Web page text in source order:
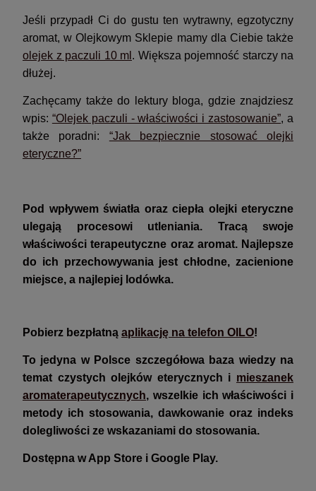
Jeśli przypadł Ci do gustu ten wytrawny, egzotyczny
aromat, w Olejkowym Sklepie mamy dla Ciebie także
olejek z paczuli 10 ml . Większa pojemność starczy na
dłużej.
Zachęcamy także do lektury bloga, gdzie znajdziesz
wpis: “Olejek paczuli - właściwości i zastosowanie”, a
także poradni: “Jak bezpiecznie stosować olejki
eteryczne?”
Pod wpływem światła oraz ciepła olejki eteryczne
ulegają procesowi utleniania. Tracą swoje
właściwości terapeutyczne oraz aromat. Najlepsze
do ich przechowywania jest chłodne, zacienione
miejsce, a najlepiej lodówka.
Pobierz bezpłatną aplikację na telefon OILO!
To jedyna w Polsce szczegółowa baza wiedzy na
temat czystych olejków eterycznych i mieszanek
aromaterapeutycznych, wszelkie ich właściwości i
metody ich stosowania, dawkowanie oraz indeks
dolegliwości ze wskazaniami do stosowania.
Dostępna w App Store i Google Play.